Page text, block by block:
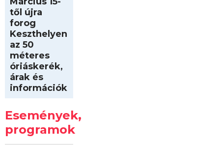
től újra
forog
Keszthelyen
az 50
méteres
óriáskerék,
árak és
információk
Események,
programok
Kilóméterek
2026